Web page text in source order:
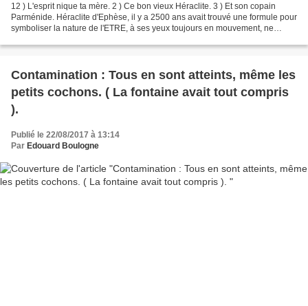
12 ) L'esprit nique ta mère. 2 ) Ce bon vieux Héraclite. 3 ) Et son copain
Parménide. Héraclite d'Ephèse, il y a 2500 ans avait trouvé une formule pour
symboliser la nature de l'ETRE, à ses yeux toujours en mouvement, ne
Contamination : Tous en sont atteints, même les
petits cochons. ( La fontaine avait tout compris
).
Publié le 22/08/2017 à 13:14
Par Edouard Boulogne